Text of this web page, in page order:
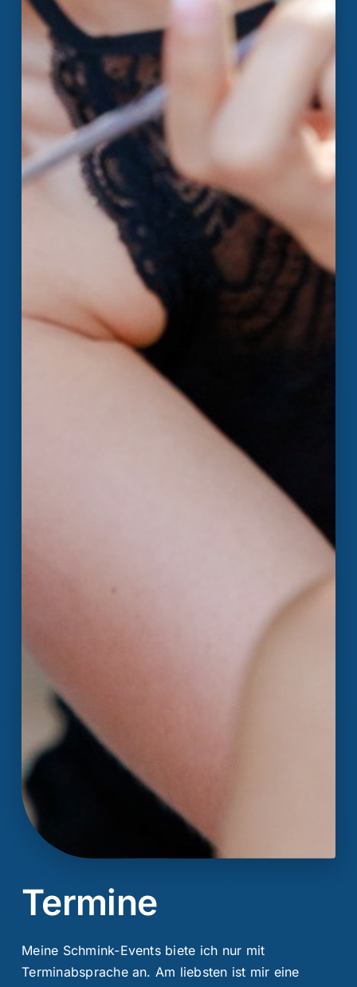
Termine
Meine Schmink-Events biete ich nur mit
Terminabsprache an. Am liebsten ist mir eine